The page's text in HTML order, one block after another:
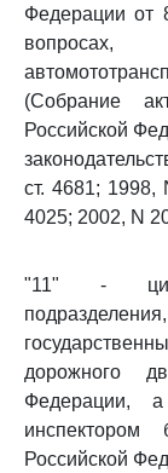
Федерации от
вопросах,
(Собрание
Российской
ст. 4681; 1998,
4025; 2002, N
"11" -
дорожного
Федерации,
инспектором
Российской